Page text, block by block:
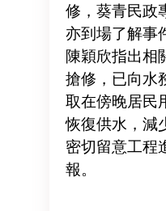
修，葵青民政
亦到場了解事
陳穎欣指出相
搶修，已向水
取在傍晚居民
恢復供水，減
密切留意工程
報。